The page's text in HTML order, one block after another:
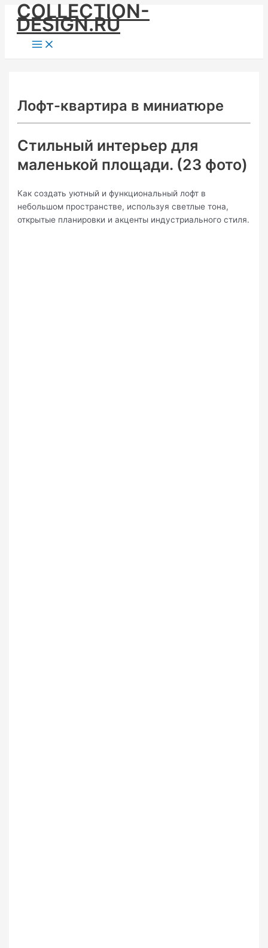
Skip
content
COLLECTION-
DESIGN.RU
Main
Menu
Лофт-квартира в миниатюре
Стильный интерьер для
маленькой площади. (23 фото)
Как создать уютный и функциональный лофт в
небольшом пространстве, используя светлые тона,
открытые планировки и акценты индустриального стиля.